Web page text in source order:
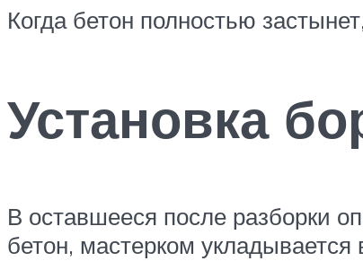
Когда бетон полностью
Установка
В оставшееся после разборки
бетон, мастерком